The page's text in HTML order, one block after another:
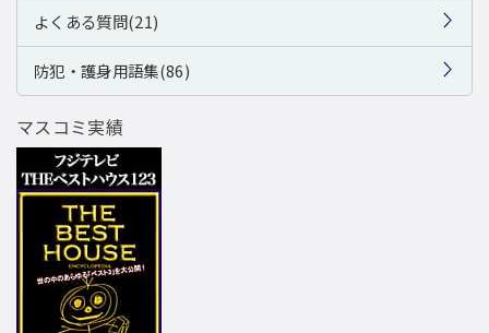
よくある質問(21)
防犯・護身用語集(86)
マスコミ実績